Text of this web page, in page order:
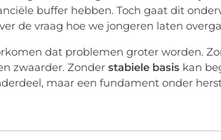
buffer hebben. Toch gaat dit
de vraag hoe we jongeren laten
dat problemen groter worden.
zwaarder. Zonder stabiele basiskan
maar een fundament onder